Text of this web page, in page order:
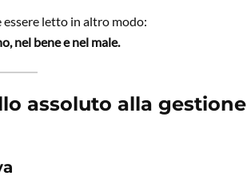
letto in altro modo:
nel bene e nel male.
assoluto alla gestione